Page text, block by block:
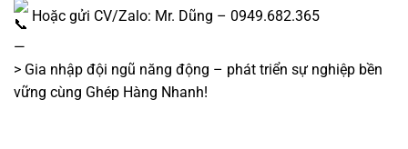
Hoặc gửi CV/Zalo: Mr. Dũng – 0949.682.365
—
> Gia nhập đội ngũ năng động – phát triển sự nghiệp bền
vững cùng Ghép Hàng Nhanh!